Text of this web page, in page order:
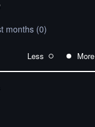
months (0)
Less More